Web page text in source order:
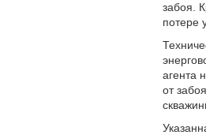
забоя.
потере
агента
от